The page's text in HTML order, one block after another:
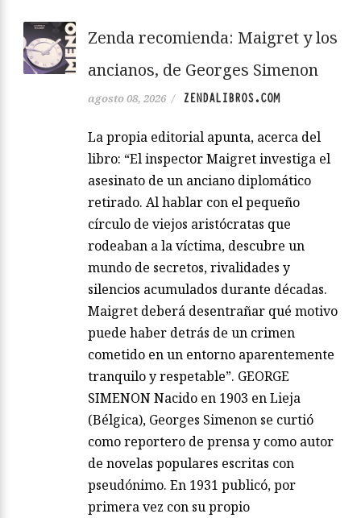
Zenda recomienda: Maigret y los
ancianos, de Georges Simenon
agosto 08, 2026 / ZENDALIBROS.COM
La propia editorial apunta, acerca del
libro: “El inspector Maigret investiga el
asesinato de un anciano diplomático
retirado. Al hablar con el pequeño
círculo de viejos aristócratas que
rodeaban a la víctima, descubre un
mundo de secretos, rivalidades y
silencios acumulados durante décadas.
Maigret deberá desentrañar qué motivo
puede haber detrás de un crimen
cometido en un entorno aparentemente
tranquilo y respetable”. GEORGE
SIMENON Nacido en 1903 en Lieja
(Bélgica), Georges Simenon se curtió
como reportero de prensa y como autor
de novelas populares escritas con
pseudónimo. En 1931 publicó, por
primera vez con su propio